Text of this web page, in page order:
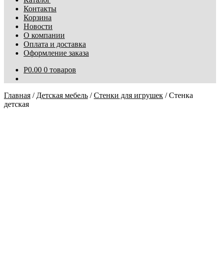
Контакты
Корзина
Новости
О компании
Оплата и доставка
Оформление заказа
Р0.00 0 товаров
Главная / Детская мебель /Стенки для игрушек /Стенка
детская